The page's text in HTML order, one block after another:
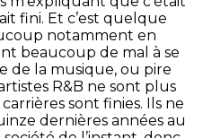
fini. Et c’est quelque
notamment en
beaucoup de mal à se
de la musique, ou pire
R&B ne sont plus
sont finies. Ils ne
dernières années au